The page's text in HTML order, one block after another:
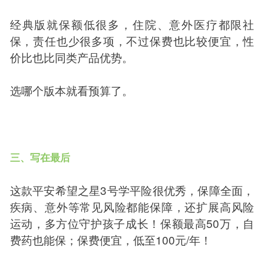
经典版就保额低很多，住院、意外医疗都限社
保，责任也少很多项，不过保费也比较便宜，性
价比也比同类产品优势。
选哪个版本就看预算了。
三、写在最后
这款平安希望之星3号学平险很优秀，保障全面，
疾病、意外等常见风险都能保障，还扩展高风险
运动，多方位守护孩子成长！保额最高50万，自
费药也能保；保费便宜，低至100元/年！